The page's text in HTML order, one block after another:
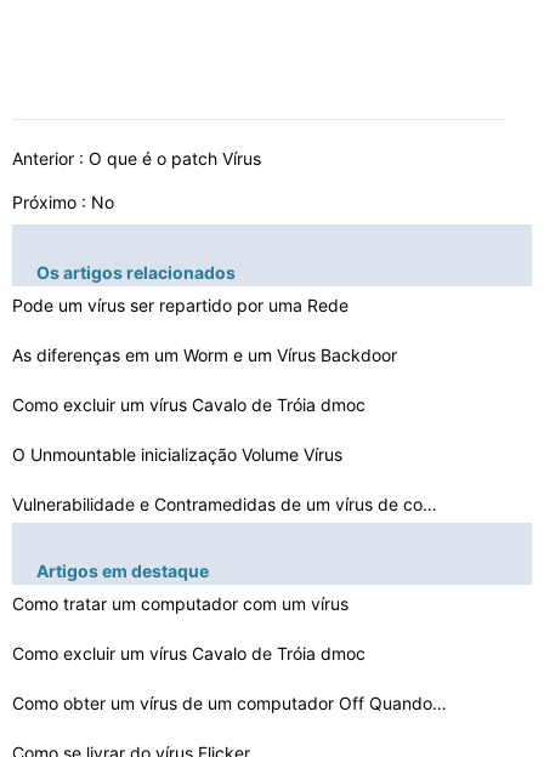
Anterior : O que é o patch Vírus
Próximo : No
Os artigos relacionados
Pode um vírus ser repartido por uma Rede
As diferenças em um Worm e um Vírus Backdoor
Como excluir um vírus Cavalo de Tróia dmoc
O Unmountable inicialização Volume Vírus
Vulnerabilidade e Contramedidas de um vírus de computa…
Como tratar um computador com um vírus
Como remover o vírus Win HDD no Windows 7
Artigos em destaque
Como tratar um computador com um vírus
Como excluir um vírus Cavalo de Tróia dmoc
Como obter um vírus de um computador Off Quando uma te…
Como se livrar do vírus Flicker